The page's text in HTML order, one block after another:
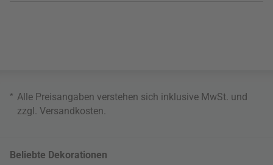
* Alle Preisangaben verstehen sich inklusive MwSt. und
zzgl. Versandkosten.
Beliebte Dekorationen